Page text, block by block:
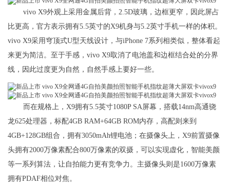
vivo X9外观上采用金属后背，2.5D玻璃，边框更窄，因此屏占
比更高，官方表示拥有5.5英寸的X9机身与5.2英寸手机一样的体积。
vivo X9采用穹顶式U型天线设计，与iPhone 7系列相类似，整体看起
来更为简洁。至于手感，vivo X9取消了电池盖和边框结合处的分界
线，因此过度更为自然，自然手感上要好一些。
而在规格上，X9拥有5.5英寸1080P SA屏幕，搭载14nm高通骁
龙625处理器，标配4GB RAM+64GB ROM内存，高配则来到
4GB+128GB组合，拥有3050mAh锂电池；在摄像头上，X9前置摄像
头拥有2000万像素配合800万像素的双摄，可以实现虚化，智能美颜
等一系列算法，让自拍能力更有竞争力。主摄像头则是1600万像素
拥有PDAF相位对焦。